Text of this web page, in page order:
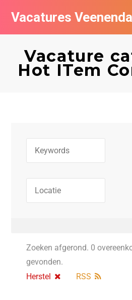
Vacatures
Vacature
Hot ITem
Zoeken afgerond. 0
gevonden.
Herstel
RSS
Vacatures per bedrijf in Veendaal